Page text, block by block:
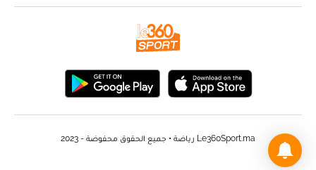
Le360Sport.ma رياضة • جميع الحقوق محفوضة - 2023